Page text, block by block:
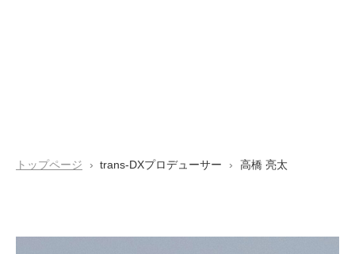
トップページ trans-DXプロデューサー 高橋 亮太